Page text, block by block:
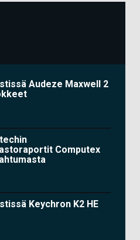
Audeze Maxwell 2
Computex
Keychron K2 HE